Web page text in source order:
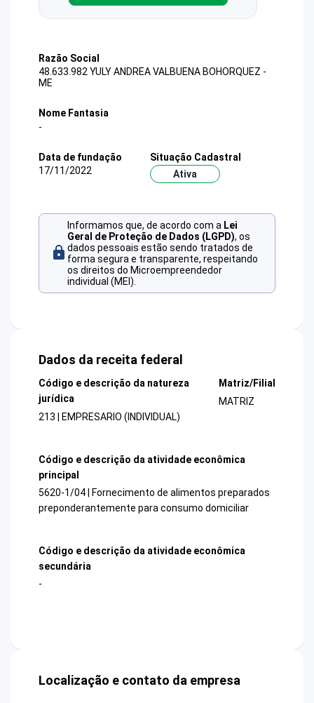
Razão Social
48.633.982 YULY ANDREA VALBUENA BOHORQUEZ -
ME
Nome Fantasia
-
Data de fundação
17/11/2022
Situação Cadastral
Ativa
Informamos que, de acordo com a Lei
Geral de Proteção de Dados (LGPD), os
dados pessoais estão sendo tratados de
forma segura e transparente, respeitando
os direitos do Microempreendedor
individual (MEI).
Dados da receita federal
Código e descrição da natureza
jurídica
213 | EMPRESARIO (INDIVIDUAL)
Matriz/Filial
MATRIZ
Código e descrição da atividade econômica
principal
5620-1/04 | Fornecimento de alimentos preparados
preponderantemente para consumo domiciliar
Código e descrição da atividade econômica
secundária
-
Localização e contato da empresa